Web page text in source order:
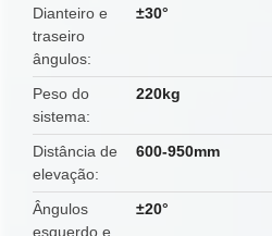
Dianteiro e
traseiro
ângulos
±30°
Peso do
sistema
220kg
Distância de
elevação
600-950mm
Ângulos
esquerdo e
±20°